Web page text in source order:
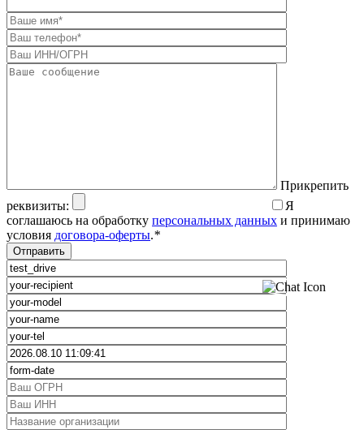
Прикрепить
реквизиты:
Я
соглашаюсь на обработку персональных данных и принимаю
условия договора-оферты.*